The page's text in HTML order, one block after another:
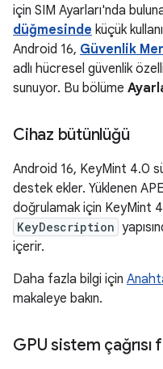
için SIM Ayarları'nda
düğmesinde küçük
Android 16, Güvenlik
adlı hücresel güvenlik
sunuyor. Bu bölüme
Cihaz bütünlüğü
Android 16, KeyMint 4.0
destek ekler. Yüklenen
doğrulamak için KeyMint
KeyDescription
içerir.
Daha fazla bilgi için
makaleye bakın.
GPU sistem